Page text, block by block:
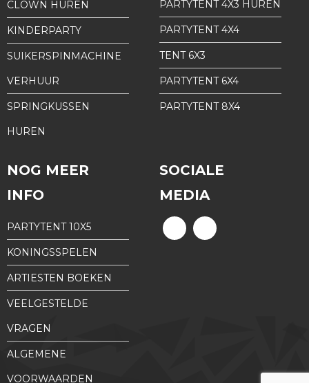
CLOWN HUREN
KINDERPARTY
SUIKERSPINMACHINE
VERHUUR
SPRINGKUSSEN
HUREN
PARTYTENT 4X3 HUREN
PARTYTENT 4X4
TENT 6X3
PARTYTENT 6X4
PARTYTENT 8X4
NOG MEER
INFO
PARTYTENT 10X5
KONINGSSPELEN
ARTIESTEN BOEKEN
VEELGESTELDE
VRAGEN
ALGEMENE
VOORWAARDEN
SOCIALE
MEDIA